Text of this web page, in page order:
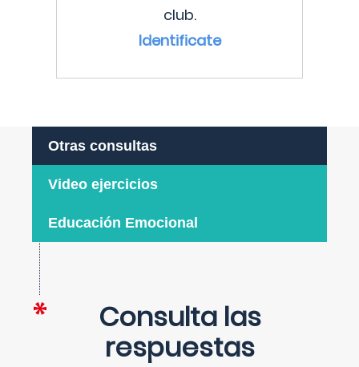
club.
Identificate
Otras consultas
Video ejercicios
Educación Emocional
Consulta las
respuestas